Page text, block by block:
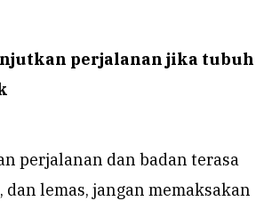
perjalanan jika tubuh
perjalanan dan badan terasa
dan lemas, jangan memaksakan